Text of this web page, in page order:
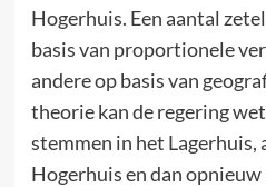
Hogerhuis. Een aantal
basis van proportionele
andere op basis van
theorie kan de regering
stemmen in het Lagerhuis,
Hogerhuis en dan